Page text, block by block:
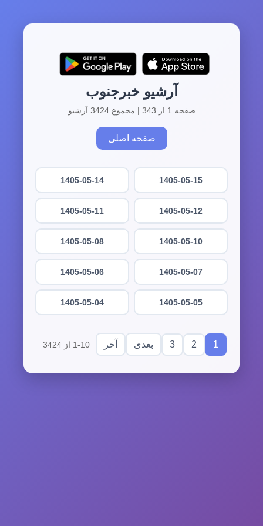
آرشیو خبرجنوب
صفحه 1 از 343 | مجموع 3424 آرشیو
صفحه اصلی
1405-05-15
1405-05-14
1405-05-12
1405-05-11
1405-05-10
1405-05-08
1405-05-07
1405-05-06
1405-05-05
1405-05-04
1
2
3 بعدی آخر 1-10 از 3424